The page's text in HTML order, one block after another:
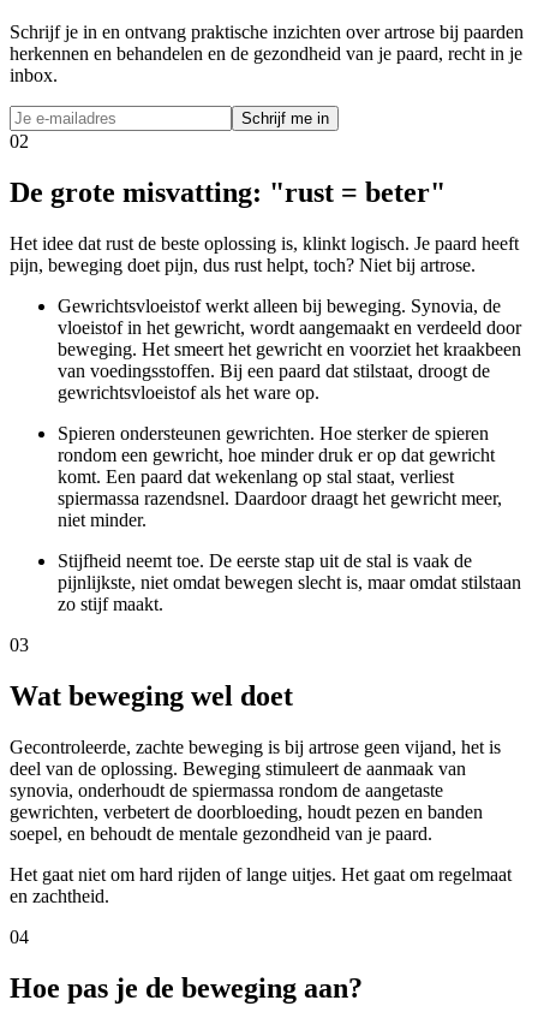
Schrijf je in en ontvang praktische inzichten over artrose bij paarden
herkennen en behandelen en de gezondheid van je paard, recht in je
inbox.
Schrijf me in
02
De grote misvatting: "rust = beter"
Het idee dat rust de beste oplossing is, klinkt logisch. Je paard heeft
pijn, beweging doet pijn, dus rust helpt, toch? Niet bij artrose.
Gewrichtsvloeistof werkt alleen bij beweging. Synovia, de
vloeistof in het gewricht, wordt aangemaakt en verdeeld door
beweging. Het smeert het gewricht en voorziet het kraakbeen
van voedingsstoffen. Bij een paard dat stilstaat, droogt de
gewrichtsvloeistof als het ware op.
Spieren ondersteunen gewrichten. Hoe sterker de spieren
rondom een gewricht, hoe minder druk er op dat gewricht
komt. Een paard dat wekenlang op stal staat, verliest
spiermassa razendsnel. Daardoor draagt het gewricht meer,
niet minder.
Stijfheid neemt toe. De eerste stap uit de stal is vaak de
pijnlijkste, niet omdat bewegen slecht is, maar omdat stilstaan
zo stijf maakt.
03
Wat beweging wel doet
Gecontroleerde, zachte beweging is bij artrose geen vijand, het is
deel van de oplossing. Beweging stimuleert de aanmaak van
synovia, onderhoudt de spiermassa rondom de aangetaste
gewrichten, verbetert de doorbloeding, houdt pezen en banden
soepel, en behoudt de mentale gezondheid van je paard.
Het gaat niet om hard rijden of lange uitjes. Het gaat om regelmaat
en zachtheid.
04
Hoe pas je de beweging aan?